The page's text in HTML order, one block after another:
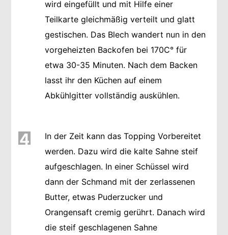
wird eingefüllt und mit Hilfe einer
Teilkarte gleichmäßig verteilt und glatt
gestischen. Das Blech wandert nun in den
vorgeheizten Backofen bei 170C° für
etwa 30-35 Minuten. Nach dem Backen
lasst ihr den Küchen auf einem
Abkühlgitter vollständig auskühlen.
4
In der Zeit kann das Topping Vorbereitet
werden. Dazu wird die kalte Sahne steif
aufgeschlagen. In einer Schüssel wird
dann der Schmand mit der zerlassenen
Butter, etwas Puderzucker und
Orangensaft cremig gerührt. Danach wird
die steif geschlagenen Sahne